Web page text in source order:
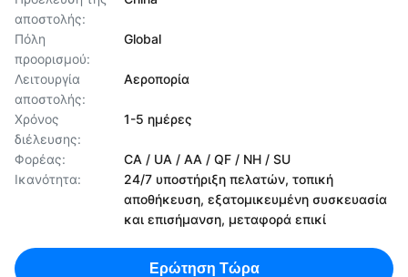
αποστολής:
Πόλη
προορισμού:
Global
Λειτουργία
αποστολής:
Αεροπορία
Χρόνος
διέλευσης:
1-5 ημέρες
Φορέας:
CA / UA / AA / QF / NH / SU
Ικανότητα:
24/7 υποστήριξη πελατών, τοπική
αποθήκευση, εξατομικευμένη συσκευασία
και επισήμανση, μεταφορά επικί
Ερώτηση Τώρα